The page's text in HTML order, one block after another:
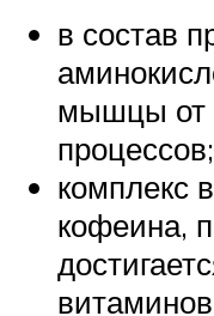
в состав
мышцы от
процессов;
комплекс
кофеина,